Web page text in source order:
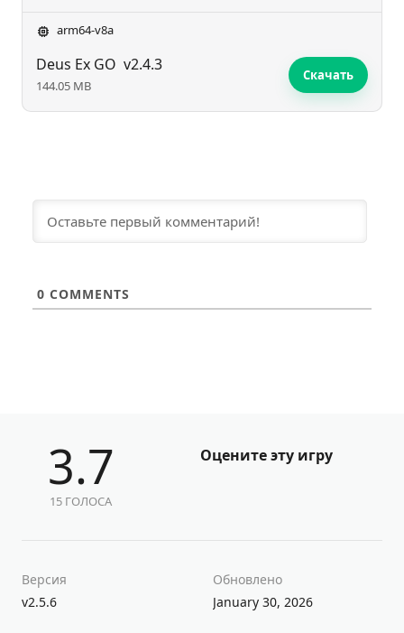
arm64-v8a
Deus Ex GO v2.4.3
144.05 MB
Скачать
0 COMMENTS
3.7
15 ГОЛОСА
Оцените эту игру
Версия
v2.5.6
Обновлено
January 30, 2026